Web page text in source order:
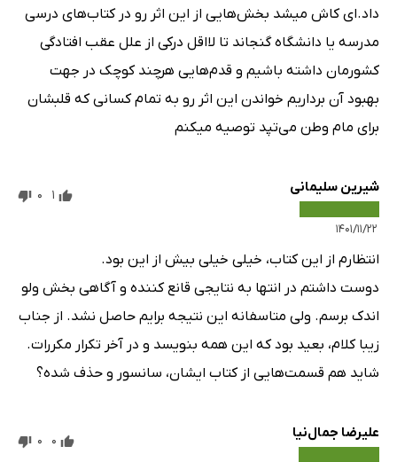
داد.‌ای کاش میشد بخش‌هایی از این اثر رو در کتاب‌های درسی
مدرسه یا دانشگاه گنجاند تا لااقل درکی از علل عقب افتادگی
کشورمان داشته باشیم و قدم‌هایی هرچند کوچک در جهت
بهبود آن برداریم خواندن این اثر رو به تمام کسانی که قلبشان
برای مام وطن می‌تپد توصیه میکنم
شیرین سلیمانی
۱۴۰۱/۱۱/۲۲
1
0
انتظارم از این کتاب، خیلی خیلی بیش از این بود.
دوست داشتم در انتها به نتایجی قانع کننده و آگاهی بخش ولو
اندک برسم. ولی متاسفانه این نتیجه برایم حاصل نشد. از جناب
زیبا کلام، بعید بود که این همه بنویسد و در آخر تکرار مکررات.
شاید هم قسمت‌هایی از کتاب ایشان، سانسور و حذف شده؟
علیرضا جمال‌نیا 0
0